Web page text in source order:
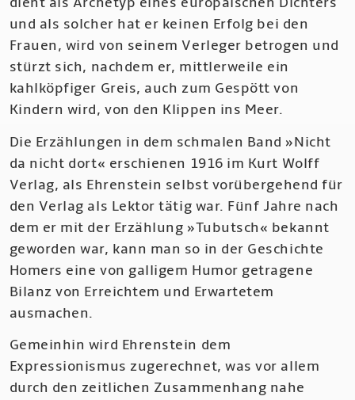
und als solcher hat er keinen Erfolg bei den
Frauen, wird von seinem Verleger betrogen und
stürzt sich, nachdem er, mittlerweile ein
kahlköpfiger Greis, auch zum Gespött von
Kindern wird, von den Klippen ins Meer.
Die Erzählungen in dem schmalen Band »Nicht
da nicht dort« erschienen 1916 im Kurt Wolff
Verlag, als Ehrenstein selbst vorübergehend für
den Verlag als Lektor tätig war. Fünf Jahre nach
dem er mit der Erzählung »Tubutsch« bekannt
geworden war, kann man so in der Geschichte
Homers eine von galligem Humor getragene
Bilanz von Erreichtem und Erwartetem
ausmachen.
Gemeinhin wird Ehrenstein dem
Expressionismus zugerechnet, was vor allem
durch den zeitlichen Zusammenhang nahe